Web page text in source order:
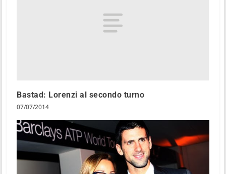
Bastad: Lorenzi al secondo turno
07/07/2014